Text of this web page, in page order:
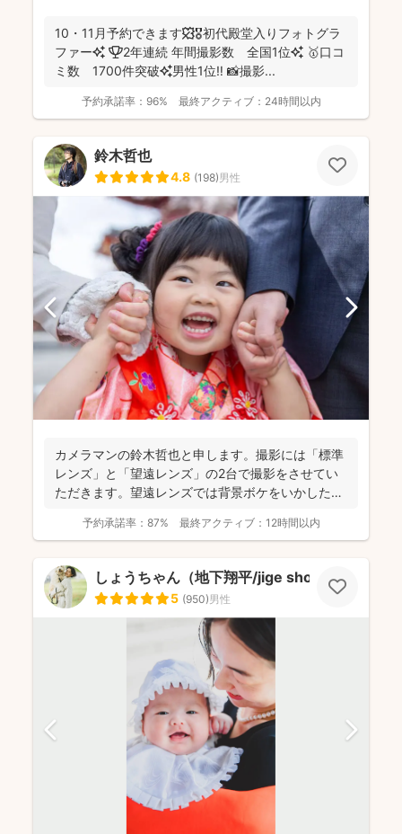
10・11月予約できます🍁🎖初代殿堂入りフォトグラ
ファー✨ 🏆2年連続 年間撮影数 全国1位✨ 🥇口コ
ミ数 1700件突破✨男性1位‼️ 📸撮影...
予約承諾率： 96% 最終アクティブ： 24時間以内
鈴木哲也
4.8 (198)男性
カメラマンの鈴木哲也と申します。撮影には「標準
レンズ」と「望遠レンズ」の2台で撮影をさせてい
ただきます。望遠レンズでは背景ボケをいかしたお
予約承諾率： 87% 最終アクティブ： 12時間以内
しょうちゃん（地下翔平/jige shohe）
5 (950)男性